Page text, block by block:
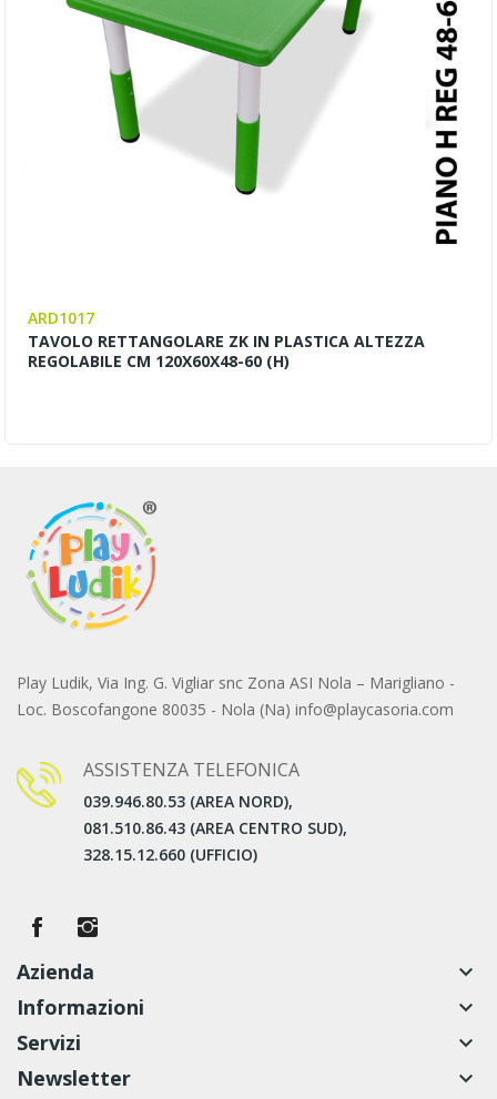
ARD1017
TAVOLO RETTANGOLARE ZK IN PLASTICA ALTEZZA
REGOLABILE CM 120X60X48-60 (H)
Play Ludik, Via Ing. G. Vigliar snc Zona ASI Nola – Marigliano -
Loc. Boscofangone 80035 - Nola (Na) info@playcasoria.com
ASSISTENZA TELEFONICA
039.946.80.53 (AREA NORD),
081.510.86.43 (AREA CENTRO SUD),
328.15.12.660 (UFFICIO)
Azienda
keyboard_arrow_down
Informazioni
keyboard_arrow_down
Servizi
keyboard_arrow_down
Newsletter
keyboard_arrow_down